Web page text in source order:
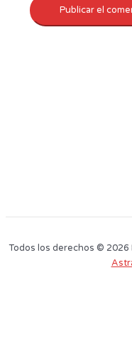
Todos los derechos © 2026